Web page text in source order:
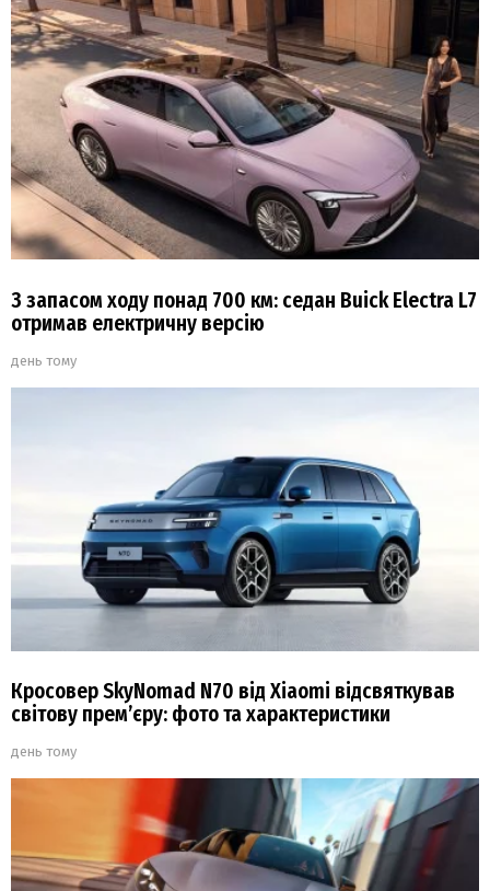
З запасом ходу понад 700 км: седан Buick Electra L7
отримав електричну версію
день тому
Кросовер SkyNomad N70 від Xiaomi відсвяткував
світову прем’єру: фото та характеристики
день тому